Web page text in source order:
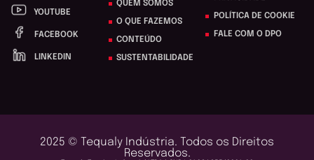
YOUTUBE
FACEBOOK
LINKEDIN
QUEM SOMOS
O QUE FAZEMOS
CONTEÚDO
SUSTENTABILIDADE
POLÍTICA DE COOKIE
FALE COM O DPO
2025 © Tequaly Indústria. Todos os Direitos
Reservados.